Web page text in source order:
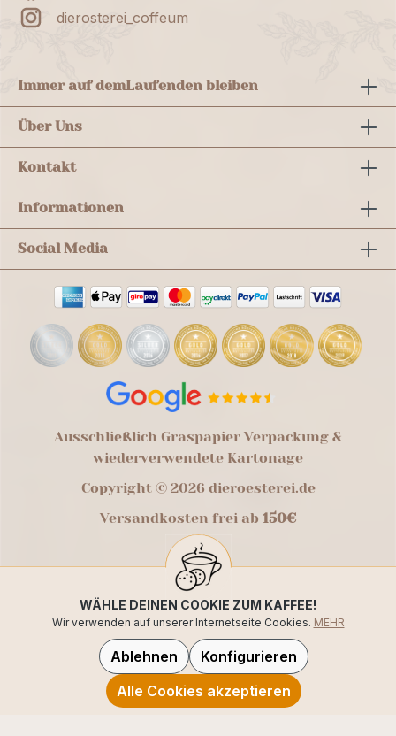
dierosterei_coffeum
Immer auf demLaufenden bleiben
Über Uns
Kontakt
Informationen
Social Media
Ausschließlich Graspapier Verpackung &
wiederverwendete Kartonage
Copyright © 2026 dieroesterei.de
Versandkosten frei ab 150€
WÄHLE DEINEN COOKIE ZUM KAFFEE!
Wir verwenden auf unserer Internetseite Cookies. MEHR
Ablehnen
Konfigurieren
Alle Cookies akzeptieren